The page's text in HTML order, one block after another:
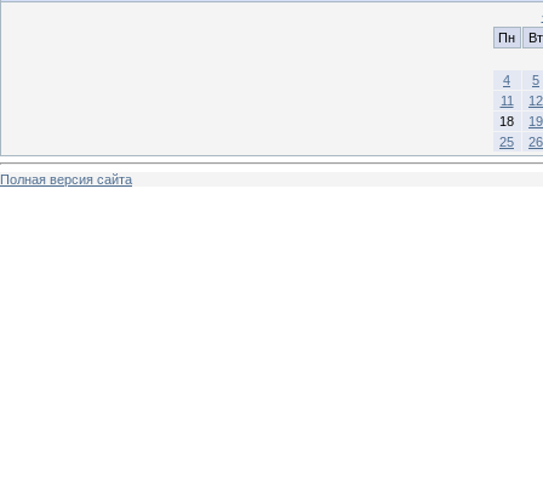
Пн
Вт
4
5
11
12
18
19
25
26
Полная версия сайта